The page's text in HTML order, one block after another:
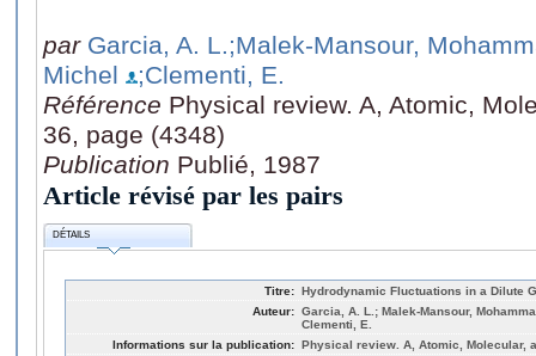
par Garcia, A. L.;Malek-Mansour,
Michel
;Clementi, E.
Référence Physical review. A, Atomic,
36, page (4348)
Publication Publié, 1987
Article révisé par les pairs
DÉTAILS
Titre: Hydrodynamic Fluctuations in a Dilute
Auteur: Garcia, A. L.; Malek-Mansour,
Clementi, E.
Informations sur la publication: Physical review. A, Atomic, Molecular,